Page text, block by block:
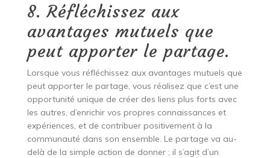
8. Réfléchissez aux
avantages mutuels que
peut apporter le partage.
Lorsque vous réfléchissez aux avantages mutuels que
peut apporter le partage, vous réalisez que c’est une
opportunité unique de créer des liens plus forts avec
les autres, d’enrichir vos propres connaissances et
expériences, et de contribuer positivement à la
communauté dans son ensemble. Le partage va au-
delà de la simple action de donner ; il s’agit d’un